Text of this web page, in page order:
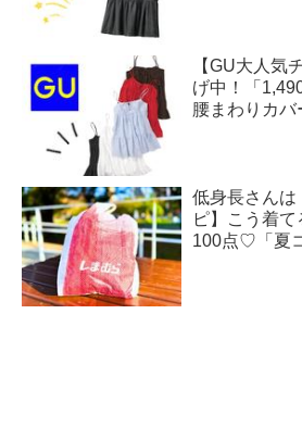
【GU大人気
げ中！「
腰まわりカ
低身長さんは
ピ】こう着て
100点♡「夏